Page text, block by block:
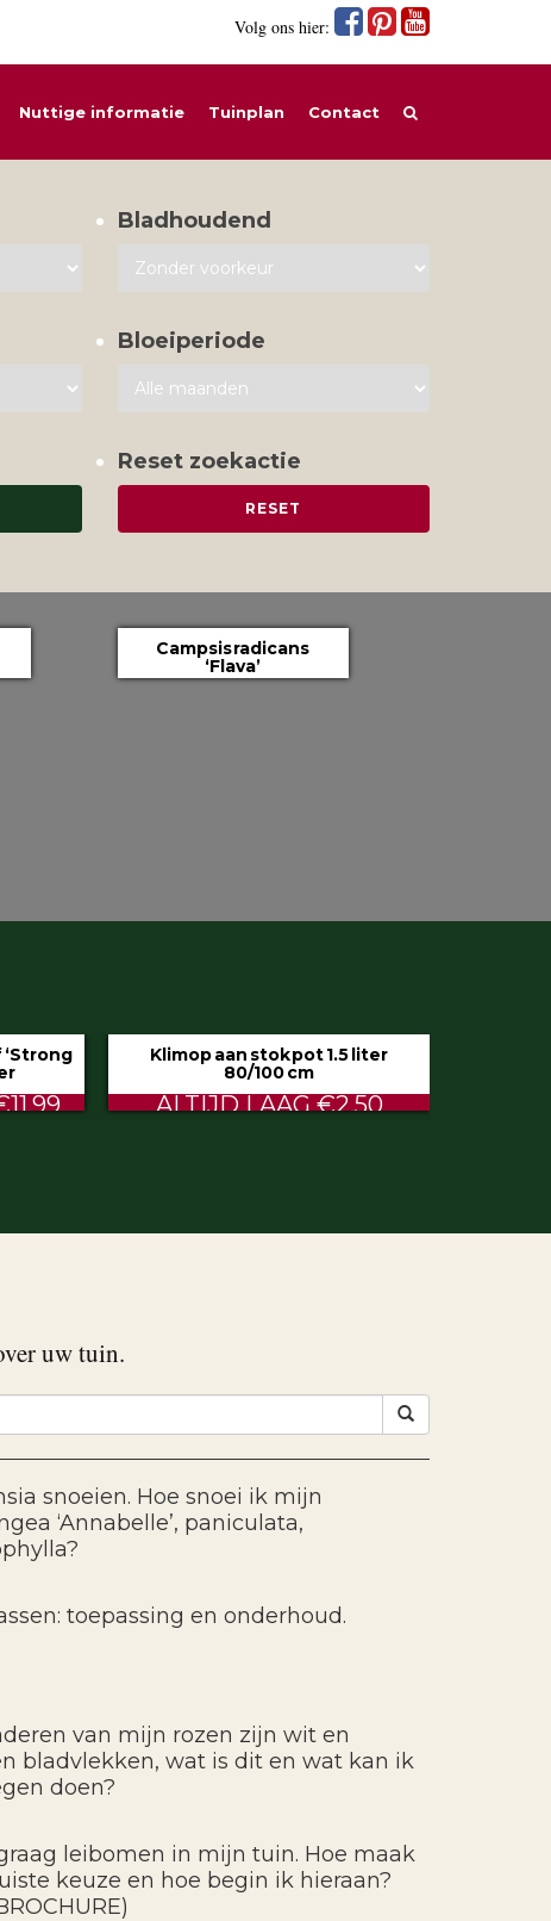
Volg ons hier:
Nuttige informatie Tuinplan Contact
Bladhoudend
Bloeiperiode
Reset zoekactie
Campsis radicans
‘Flava’
liter
Hedera helix ‘Hibernica’ pot 9 cm
€0.60
uw tuin.
snoeien. Hoe snoei ik mijn
‘Annabelle’, paniculata,
toepassing en onderhoud.
van mijn rozen zijn wit en
bladvlekken, wat is dit en wat kan ik
doen?
leibomen in mijn tuin. Hoe maak
keuze en hoe begin ik hieraan?